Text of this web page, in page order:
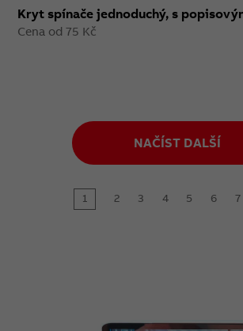
Kryt spínače jednoduchý, s
Cena od 75 Kč
NAČÍST DALŠÍ
1 2 3 4 5 6
7